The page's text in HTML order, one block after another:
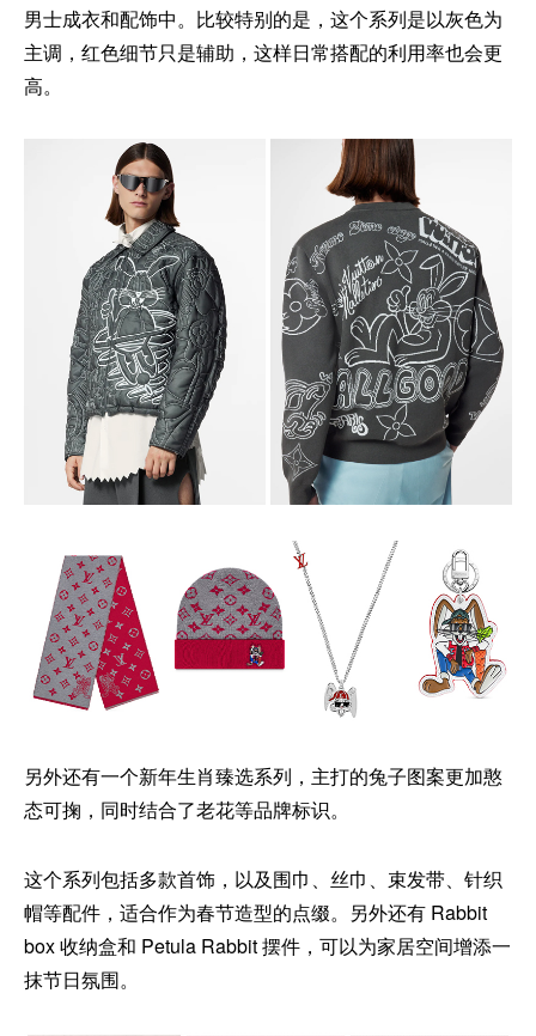
男士成衣和配饰中。比较特别的是，这个系列是以灰色为
主调，红色细节只是辅助，这样日常搭配的利用率也会更
高。
另外还有一个新年生肖臻选系列，主打的兔子图案更加憨
态可掬，同时结合了老花等品牌标识。
这个系列包括多款首饰，以及围巾、丝巾、束发带、针织
帽等配件，适合作为春节造型的点缀。另外还有 Rabbit
box 收纳盒和 Petula Rabbit 摆件，可以为家居空间增添一
抹节日氛围。